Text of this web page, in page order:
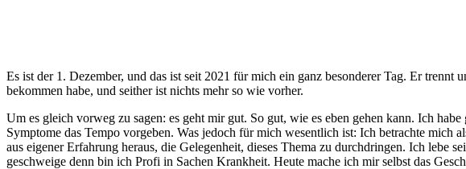
dennoch
Ort
ist
Es ist der 1. Dezember, und das ist seit 2021 für mich ein ganz besonderer Tag. Er
bekommen habe, und seither ist nichts mehr so wie vorher.
Um es gleich vorweg zu sagen: es geht mir gut. So gut, wie es eben gehen kann. Ich
Symptome das Tempo vorgeben. Was jedoch für mich wesentlich ist: Ich betrachte
aus eigener Erfahrung heraus, die Gelegenheit, dieses Thema zu durchdringen. Ich lebe
geschweige denn bin ich Profi in Sachen Krankheit. Heute mache ich mir selbst das